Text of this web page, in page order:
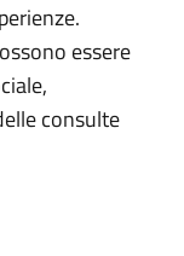
essere
consulte